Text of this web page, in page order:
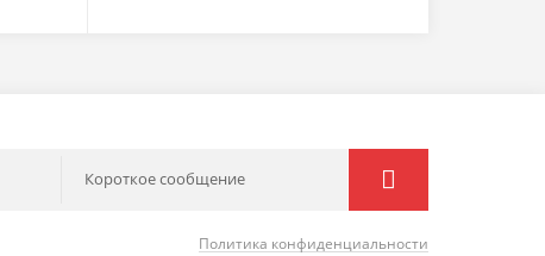
Короткое сообщение
Политика конфиденциальности